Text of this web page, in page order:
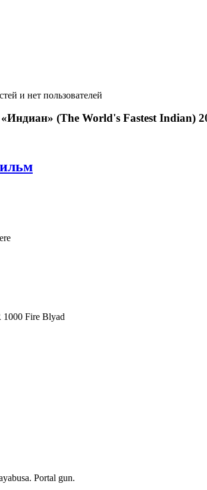
и нет пользователей
(The World's Fastest Indian)
1000 Fire Blyad
Portal gun.